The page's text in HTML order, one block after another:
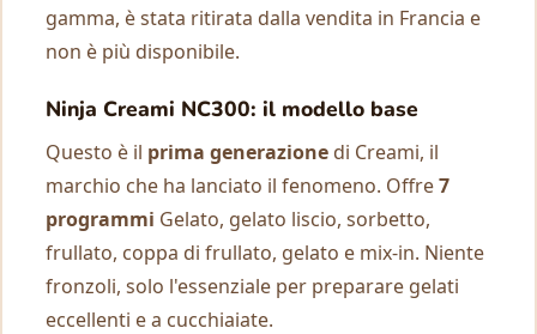
gamma, è stata ritirata dalla vendita in Francia e
non è più disponibile.
Ninja Creami NC300: il modello base
Questo è il prima generazione di Creami, il
marchio che ha lanciato il fenomeno. Offre7
programmi Gelato, gelato liscio, sorbetto,
frullato, coppa di frullato, gelato e mix-in. Niente
fronzoli, solo l'essenziale per preparare gelati
eccellenti e a cucchiaiate.